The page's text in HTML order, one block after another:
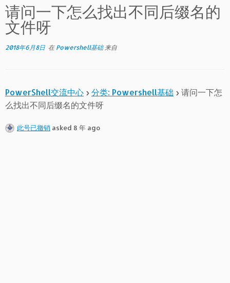
请问一下怎么找出不同后缀名的
文件呀
2018年6月8日 在 Powershell基础 来自
PowerShell交流中心 › 分类: Powershell基础 › 请问一下怎
么找出不同后缀名的文件呀
此号已撤销 asked 8 年 ago